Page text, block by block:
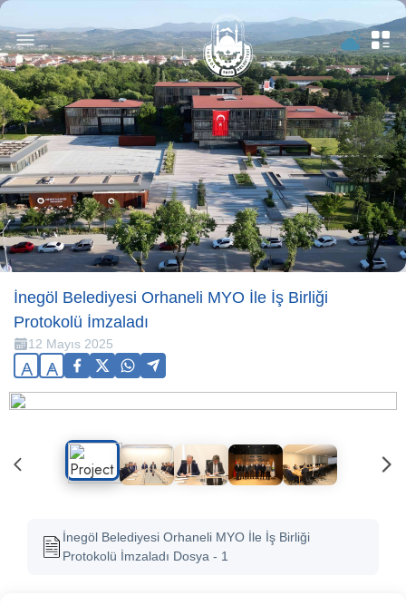
İnegöl Belediyesi Orhaneli MYO İle İş Birliği
Protokolü İmzaladı
12 Mayıs 2025
A A
İnegöl Belediyesi Orhaneli MYO İle İş Birliği
Protokolü İmzaladı Dosya - 1